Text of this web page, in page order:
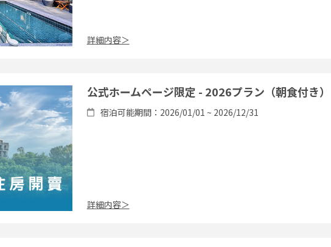
詳細内容＞
公式ホームページ限定 - 2026プラン（朝食付き）
宿泊可能期間：2026/01/01 ~ 2026/12/31
詳細内容＞